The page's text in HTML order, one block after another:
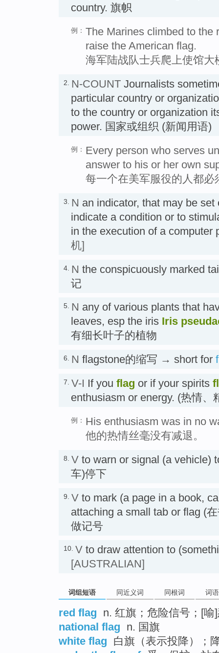
country. 旗帜
例： The Marines climbed to the
raise the American flag.
海军陆战队士兵爬上使馆
2. N-COUNT Journalists
particular country or
to the country or organization
power. 国家或组织 (新闻用语)
例： Every person who serves
answer to his or her own
每一个在美军服役的人都
3. N an indicator, that may be set
indicate a condition or to
in the execution of a computer
机]
4. N the conspicuously marked
记
5. N any of various plants that
leaves, esp the iris Iris
有细长叶子的植物
6. N flagstone的缩写 → short for
7. V-I If you flag or if your spirits
enthusiasm or energy. (热情、
例： His enthusiasm was in no
他的热情丝毫没有减退。
8. V to warn or signal (a vehicle)
车)停下
9. V to mark (a page in a book,
attaching a small tab or flag (
做记号
10. V to draw attention to
[AUSTRALIAN]
词组短语 同近义词 同根词 词
red flag n. 红旗；危险信号；[喻
national flag n. 国旗
white flag 白旗（表示投降）；